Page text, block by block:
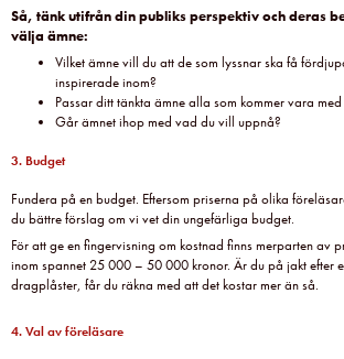
Så, tänk utifrån din publiks perspektiv och deras
välja ämne:
Vilket ämne vill du att de som lyssnar ska få
inspirerade inom?
Passar ditt tänkta ämne alla som kommer vara
Går ämnet ihop med vad du vill uppnå?
3. Budget
Fundera på en budget. Eftersom priserna på olika
du bättre förslag om vi vet din ungefärliga budget.
För att ge en fingervisning om kostnad finns merparten av
inom spannet 25 000 – 50 000 kronor. Är du på jakt efter
dragplåster, får du räkna med att det kostar mer än så.
4. Val av föreläsare